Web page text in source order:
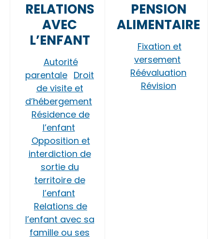
RELATIONS
AVEC
L’ENFANT
Autorité
parentale Droit
de visite et
d’hébergement
Résidence de
l’enfant
Opposition et
interdiction de
sortie du
territoire de
l’enfant
Relations de
l’enfant avec sa
famille ou ses
PENSION
ALIMENTAIRE
Fixation et
versement
Réévaluation
Révision